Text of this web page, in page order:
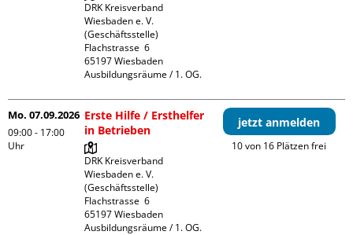
DRK Kreisverband
Wiesbaden e. V.
(Geschäftsstelle)
Flachstrasse  6
65197 Wiesbaden
Ausbildungsräume / 1. OG.
Mo. 07.09.2026
09:00 - 17:00
Uhr
Erste Hilfe / Ersthelfer
in Betrieben
DRK Kreisverband
Wiesbaden e. V.
(Geschäftsstelle)
Flachstrasse  6
65197 Wiesbaden
Ausbildungsräume / 1. OG.
jetzt anmelden
10 von 16 Plätzen frei